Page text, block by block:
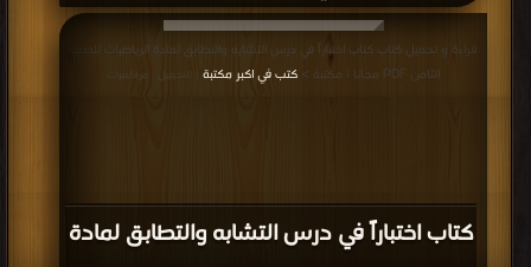
كتاب اختباراً في درس التشابه والتطابق لمادة
قراءة و تحميل كتاب كتاب اختباراً في درس التشابه والتطابق لمادة الرياضيات للصف
الثامن PDF مجانا | مكتبة >
كتب في اكبر مكتبة | التحميل : مرة/مرات